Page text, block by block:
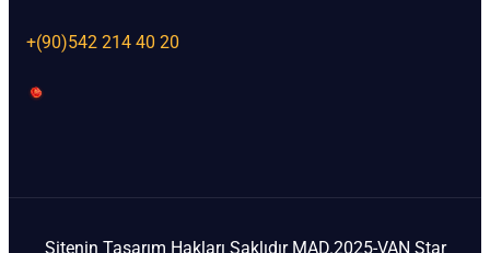
+(90)542 214 40 20
Sitenin Tasarım Hakları Saklıdır MAD.2025-VAN Star